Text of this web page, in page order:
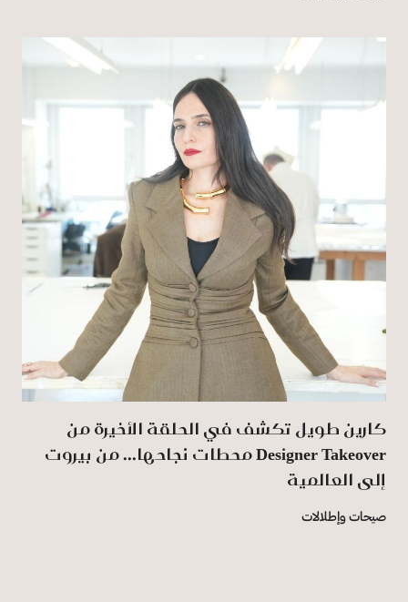
كارين طويل تكشف في الحلقة الأخيرة من
‏Designer ‎Takeover‏ محطات نجاحها... من بيروت
إلى ‏العالمية
صيحات وإطلالات